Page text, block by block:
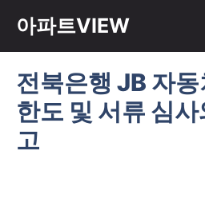
아파트VIEW
전북은행 JB 자
한도 및 서류 심
고